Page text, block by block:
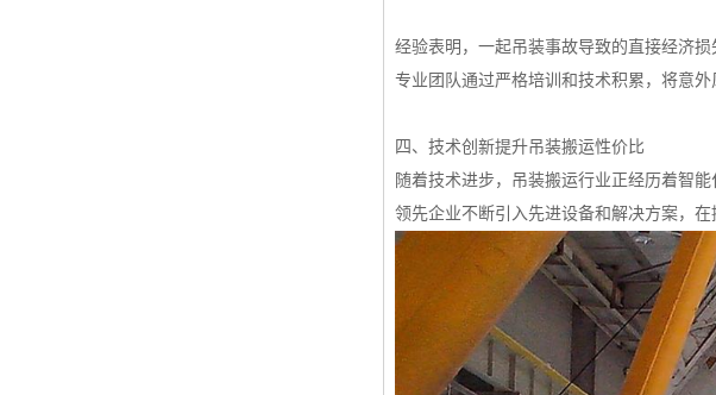
经验表明，一起吊装事故导致的直接经济
专业团队通过严格培训和技术积累，将意
四、技术创新提升吊装搬运性价比
随着技术进步，吊装搬运行业正经历着智能
领先企业不断引入先进设备和解决方案，在